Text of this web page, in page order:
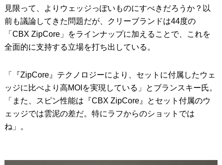
見限って、よりウェッジっぽいものにすべきだろうか？以
前も議論してきた問題だが、クリーブランドは44度の
「CBX ZipCore」をラインナップに加えることで、これを
全面的に支持する立場を打ち出している。
「『ZipCore』テクノロジーにより、セットに付属したウェ
ッジに比べより高MOIを実現している」とブランスキー氏。
「また、スピン性能は『CBX ZipCore』とセット付属のウ
ェッジでは雲泥の差だ。特にラフからのショットでは
ね」。